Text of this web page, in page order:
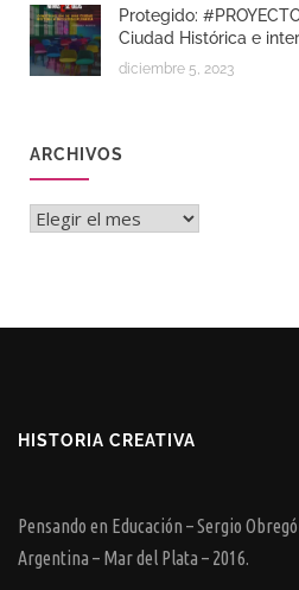
Protegido:
Ciudad Histórica e
diciembre 5, 2023
ARCHIVOS
Archivos
HISTORIA CREATIVA
Pensando en Educación – Sergio
Argentina – Mar del Plata – 2016.